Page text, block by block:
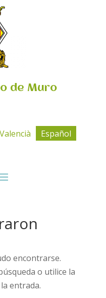
de Muro
Valencià Español
encontrarse.
o utilice la
entrada.